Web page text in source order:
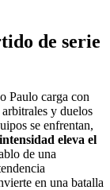
de serie
Paulo carga con
y duelos
se enfrentan,
eleva el
de una
en una batalla